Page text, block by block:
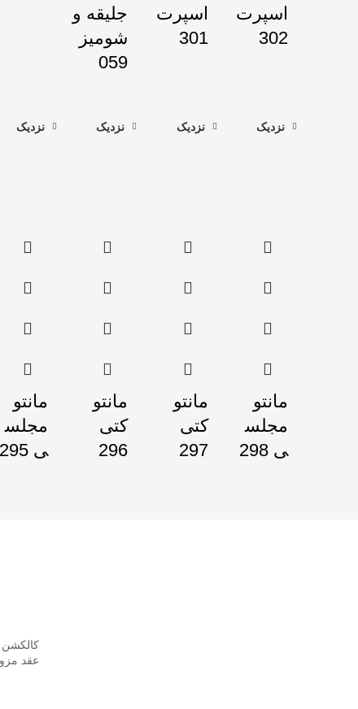
اسپرت
302
اسپرت
301
جلیقه و
شومیز
059
نزدیک
مانتو
مجلس
ی 298
نزدیک
مانتو
کتی
297
نزدیک
مانتو
کتی
296
نزدیک
مانتو
مجلس
ی 295
کالکشن
عقد